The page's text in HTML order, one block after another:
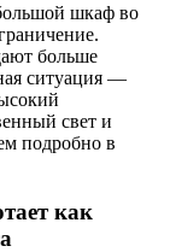
шкаф во
больше
ситуация —
свет и
подробно в
как